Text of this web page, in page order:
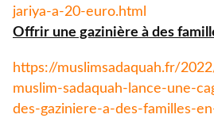
jariya-a-20-euro.html
Offrir une gazinière à des
https://muslimsadaquah.fr/
muslim-sadaquah-lance-une-
des-gaziniere-a-des-familles-